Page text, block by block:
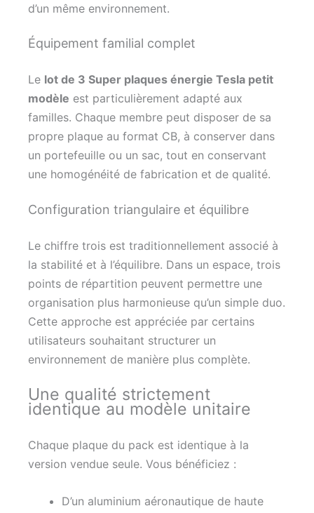
d’un même environnement.
Équipement familial complet
Le lot de 3 Super plaques énergie Tesla petit
modèle est particulièrement adapté aux
familles. Chaque membre peut disposer de sa
propre plaque au format CB, à conserver dans
un portefeuille ou un sac, tout en conservant
une homogénéité de fabrication et de qualité.
Configuration triangulaire et équilibre
Le chiffre trois est traditionnellement associé à
la stabilité et à l’équilibre. Dans un espace, trois
points de répartition peuvent permettre une
organisation plus harmonieuse qu’un simple duo.
Cette approche est appréciée par certains
utilisateurs souhaitant structurer un
environnement de manière plus complète.
Une qualité strictement
identique au modèle unitaire
Chaque plaque du pack est identique à la
version vendue seule. Vous bénéficiez :
D’un aluminium aéronautique de haute